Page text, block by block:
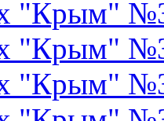
"Крым"
"Крым"
"Крым"